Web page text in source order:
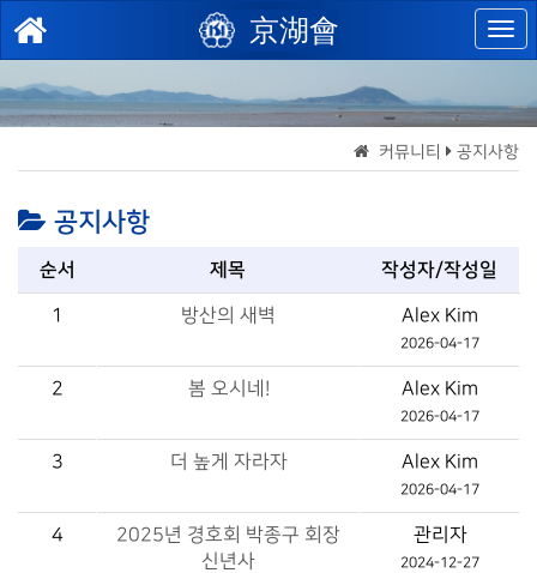
京湖會
커뮤니티 공지사항
공지사항
순서 제목 작성자/작성일
1 방산의 새벽 Alex Kim
2026-04-17
2 봄 오시네! Alex Kim
2026-04-17
3 더 높게 자라자 Alex Kim
2026-04-17
4
2025년 경호회 박종구 회장
신년사
관리자
2024-12-27